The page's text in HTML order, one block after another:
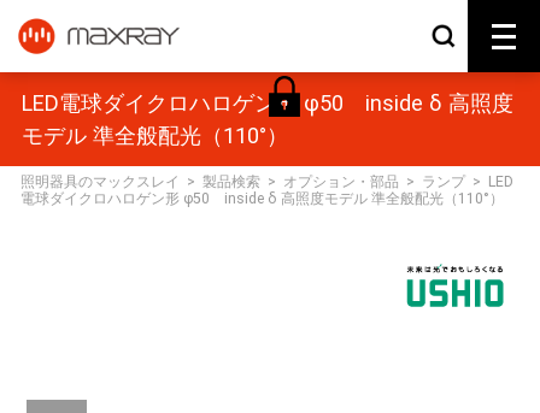
LED電球ダイクロハロゲン形 φ50 inside δ 高照度
モデル 準全般配光（110°）
照明器具のマックスレイ > 製品検索 > オプション・部品 > ランプ >
LED
電球ダイクロハロゲン形 φ50 inside δ 高照度モデル 準全般配光（110°）